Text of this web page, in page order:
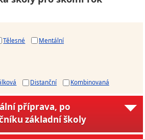
Tělesné
Mentální
Distanční Kombinovaná
příprava, po
základní školy